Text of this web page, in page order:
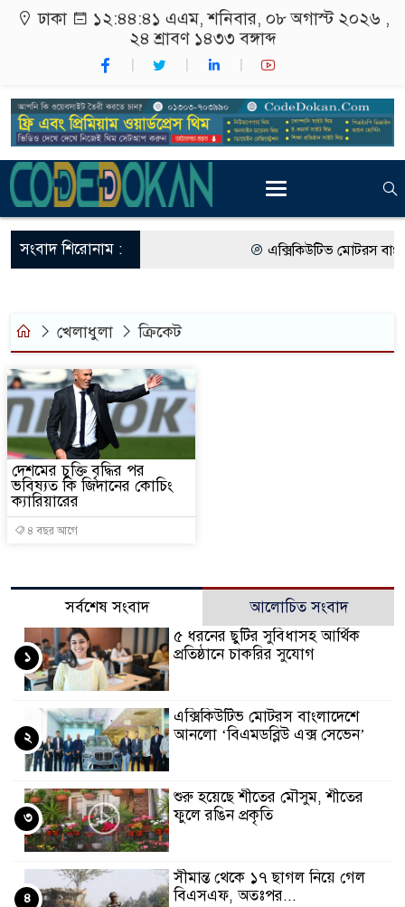
ঢাকা ১২:৪৪:৪১ এএম, শনিবার, ০৮ অগাস্ট ২০২৬ ,
২৪ শ্রাবণ ১৪৩৩ বঙ্গাব্দ
সংবাদ শিরোনাম : এক্সিকিউটিভ মোটরস
খেলাধুলা ক্রিকেট
দেশমের চুক্তি বৃদ্ধির পর
ভবিষ্যত কি জিদানের কোচিং
ক্যারিয়ারের
৪ বছর আগে
সর্বশেষ সংবাদ
আলোচিত সংবাদ
৫ ধরনের ছুটির সুবিধাসহ আর্থিক
প্রতিষ্ঠানে চাকরির সুযোগ
১
এক্সিকিউটিভ মোটরস বাংলাদেশে
আনলো ‘বিএমডব্লিউ এক্স সেভেন’
২
শুরু হয়েছে শীতের মৌসুম, শীতের
ফুলে রঙিন প্রকৃতি
৩
সীমান্ত থেকে ১৭ ছাগল নিয়ে গেল
বিএসএফ, অতঃপর...
৪